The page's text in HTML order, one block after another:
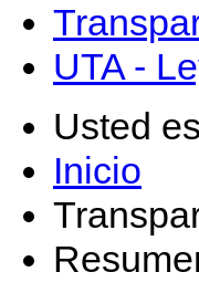
UTA -
Usted
Inicio